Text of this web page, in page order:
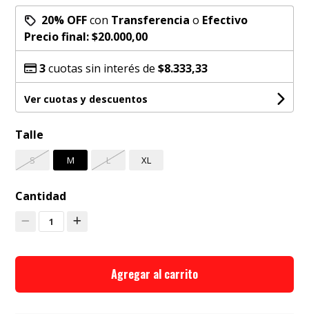
20% OFFcon Transferencia o Efectivo
Precio final:$20.000,00
3cuotas sin interés de$8.333,33
Ver cuotas y descuentos
Talle
S M L XL
Cantidad
1
Agregar al carrito